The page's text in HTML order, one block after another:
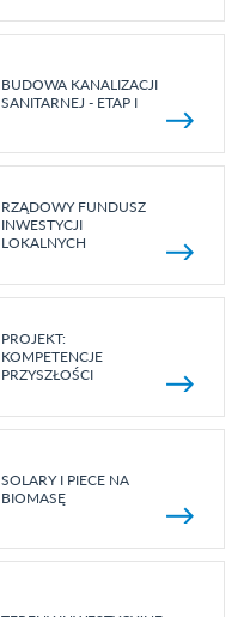
BUDOWA KANALIZACJI
SANITARNEJ - ETAP I
RZĄDOWY FUNDUSZ
INWESTYCJI
LOKALNYCH
PROJEKT:
KOMPETENCJE
PRZYSZŁOŚCI
SOLARY I PIECE NA
BIOMASĘ